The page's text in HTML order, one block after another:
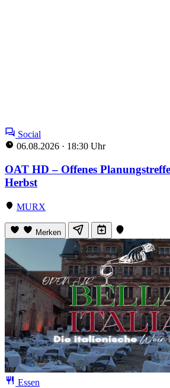
Social
06.08.2026 · 18:30 Uhr
OAT HD – Offenes
Herbst
MURX
Merken
Essen